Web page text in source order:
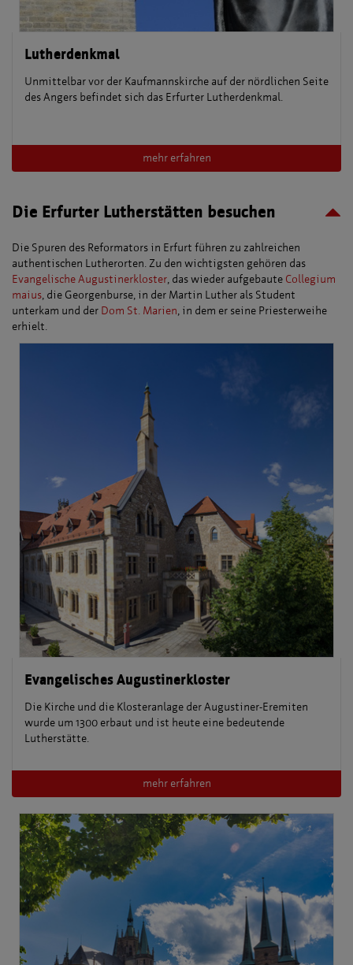
Lutherdenkmal
Unmittelbar vor der Kaufmannskirche auf der nördlichen Seite
des Angers befindet sich das Erfurter Lutherdenkmal.
mehr erfahren
Die Erfurter Lutherstätten besuchen
Die Spuren des Reformators in Erfurt führen zu zahlreichen
authentischen Lutherorten. Zu den wichtigsten gehören das
Evangelische Augustinerkloster, das wieder aufgebaute Collegium
maius, die Georgenburse, in der Martin Luther als Student
unterkam und der Dom St. Marien, in dem er seine Priesterweihe
erhielt.
Evangelisches Augustinerkloster
Die Kirche und die Klosteranlage der Augustiner-Eremiten
wurde um 1300 erbaut und ist heute eine bedeutende
Lutherstätte.
mehr erfahren